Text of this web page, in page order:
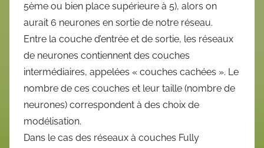
5ème ou bien place supérieure à 5), alors on
aurait 6 neurones en sortie de notre réseau.
Entre la couche d’entrée et de sortie, les réseaux
de neurones contiennent des couches
intermédiaires, appelées « couches cachées ». Le
nombre de ces couches et leur taille (nombre de
neurones) correspondent à des choix de
modélisation.
Dans le cas des réseaux à couches Fully